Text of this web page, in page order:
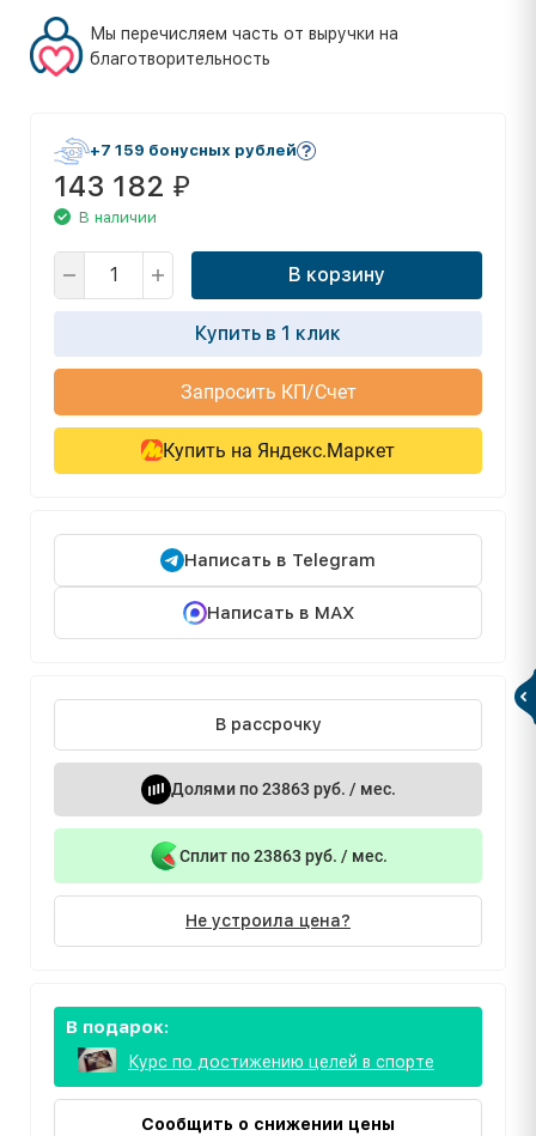
Мы перечисляем часть от выручки на
благотворительность
+7 159 бонусных рублей
143 182 ₽
В наличии
В корзину
Купить в 1 клик
Запросить КП/Счет
Купить на Яндекс.Маркет
Написать в Telegram
Написать в MAX
В рассрочку
Долями по 23863 руб. / мес.
Сплит по 23863 руб. / мес.
Не устроила цена?
В подарок:
Курс по достижению целей в спорте
Сообщить о снижении цены